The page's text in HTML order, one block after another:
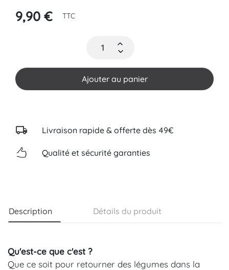
9,90 € TTC
Ajouter au panier
Livraison rapide & offerte dès 49€
Qualité et sécurité garanties
Description Détails du produit
Qu'est-ce que c'est ?
Que ce soit pour retourner des légumes dans la